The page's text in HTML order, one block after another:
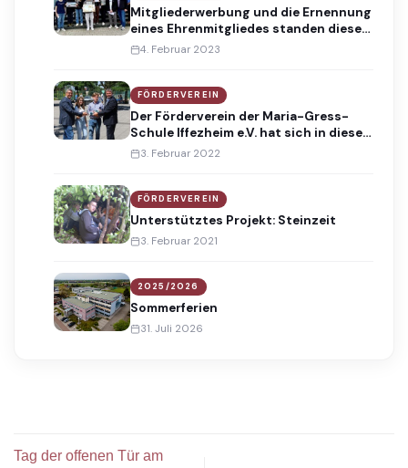
Mitgliederwerbung und die Ernennung
eines Ehrenmitgliedes standen dieses
Jahr im Fokus
4. Februar 2023
FÖRDERVEREIN
Der Förderverein der Maria-Gress-
Schule Iffezheim e.V. hat sich in diesem
Jahr endlich wieder mehr einbringen
Schule fördern können.
3. Februar 2022
FÖRDERVEREIN
Unterstütztes Projekt: Steinzeit
3. Februar 2021
2025/2026
Sommerferien
31. Juli 2026
Tag der offenen Tür am